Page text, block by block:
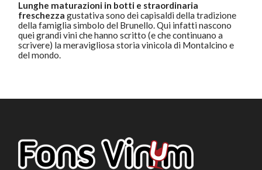
Lunghe maturazioni in botti e straordinaria
freschezza gustativa sono dei capisaldi della tradizione
della famiglia simbolo del Brunello. Qui infatti nascono
quei grandi vini che hanno scritto (e che continuano a
scrivere) la meravigliosa storia vinicola di Montalcino e
del mondo.